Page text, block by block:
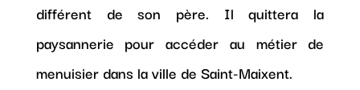
différent de son père. Il quittera la
paysannerie pour accéder au métier de
menuisier dans la ville de Saint-Maixent.